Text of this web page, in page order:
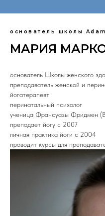
основатель школы
МАРИЯ
основатель Школы женского
преподаватель женской и
йогатерапевт
перинатальный психолог
ученица Франсуазы Фридмен
преподает йогу с 2007
личная практика йоги с 2004
проводит курсы для